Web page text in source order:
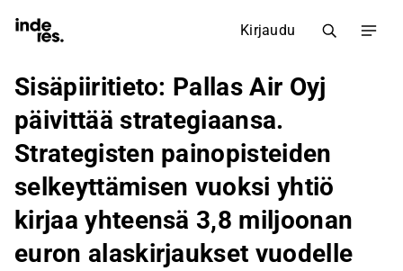
Kirjaudu
Sisäpiiritieto: Pallas Air Oyj
päivittää strategiaansa.
Strategisten painopisteiden
selkeyttämisen vuoksi yhtiö
kirjaa yhteensä 3,8 miljoonan
euron alaskirjaukset vuodelle